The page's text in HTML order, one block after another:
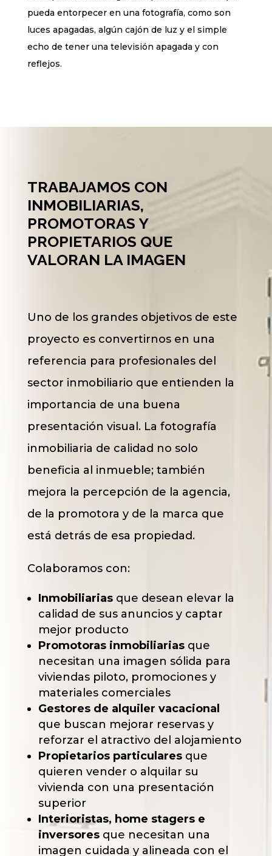
pueda entorpecer en una fotografía, como son
luces apagadas, algún cajón de luz y el simple
echo de tener una televisión apagada y con
reflejos.
TRABAJAMOS CON
INMOBILIARIAS,
PROMOTORAS Y
PROPIETARIOS QUE
VALORAN LA IMAGEN
Uno de los grandes objetivos de este
proyecto es convertirnos en una
referencia para profesionales del
sector inmobiliario que entienden la
importancia de una buena
presentación visual. La fotografía
inmobiliaria de calidad no solo
beneficia al inmueble; también
mejora la percepción de la agencia,
de la promotora y de la marca que
está detrás de esa propiedad.
Colaboramos con:
Inmobiliariasque desean elevar la
calidad de sus anuncios y captar
mejor producto
Promotoras inmobiliariasque
necesitan una imagen sólida para
viviendas piloto, promociones y
materiales comerciales
Gestores de alquiler vacacional
que buscan mejorar reservas y
reforzar el atractivo del alojamiento
Propietarios particularesque
quieren vender o alquilar su
vivienda con una presentación
superior
Interioristas, home stagers e
inversoresque necesitan una
imagen cuidada y alineada con el